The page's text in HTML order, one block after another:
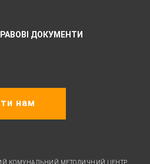
ДОКУМЕНТИ
нам
КОМУНАЛЬНИЙ МЕТОДИЧНИЙ ЦЕНТР